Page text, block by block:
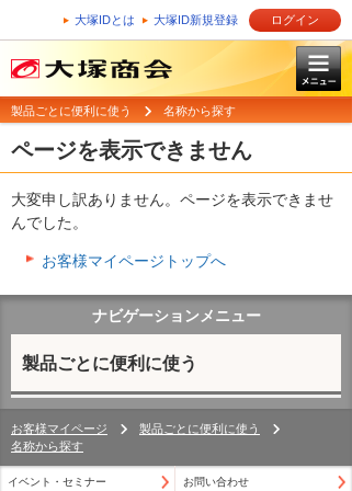
大塚IDとは 大塚ID新規登録 ログイン
製品ごとに便利に使う 名称から探す
ページを表示できません
大変申し訳ありません。ページを表示できませ
んでした。
お客様マイページトップへ
ナビゲーションメニュー
製品ごとに便利に使う
お客様マイページ
製品ごとに便利に使う
名称から探す
イベント・セミナー お問い合わせ